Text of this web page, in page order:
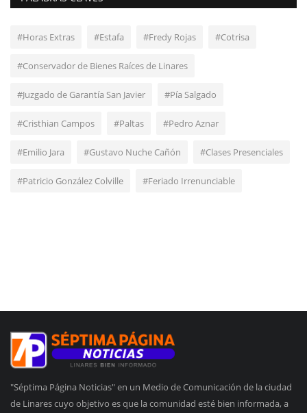
#Horas Extras #Estafa #Fredy Rojas #Cotrisa
#Conservador de Bienes Raíces de Linares
#Juzgado de Garantía San Javier #Pía Salgado
#Cristhian Campos #Paltas #Pedro Aznar
#Emilio Jara #Gustavo Nuche Cañón #Clases Presenciales
#Patricio González Colville #Feriado Irrenunciable
"Séptima Página Noticias" en un Medio de Comunicación de la ciudad
de Linares cuyo objetivo es que la comunidad esté bien informada, a